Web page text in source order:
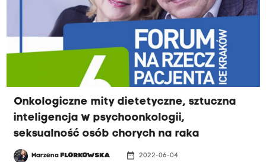
Onkologiczne mity dietetyczne, sztuczna
inteligencja w psychoonkologii,
seksualność osób chorych na raka
Marzena FLORKOWSKA date_range 2022-06-04